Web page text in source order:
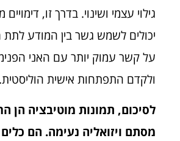
גילוי עצמי ושינוי. בדרך זו, דימויים
יכולים לשמש גשר בין המודע
על קשר עמוק יותר עם האני
ולקדם התפתחות אישית הוליסטית.
לסיכום, תמונות מוטיבציה הן
מסתם ויזואליה נעימה. הם